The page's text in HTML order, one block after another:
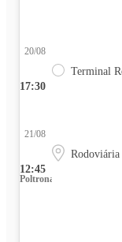
17:30
20/08
Terminal
12:45
21/08
Rodoviária
Poltrona